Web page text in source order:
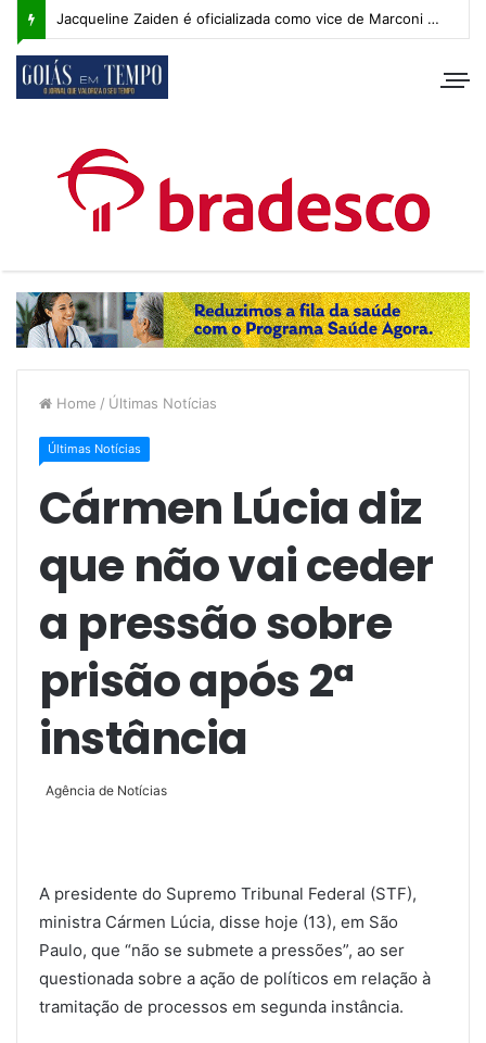
Jacqueline Zaiden é oficializada como vice de Marconi Perillo; veja os detalhes do anúncio
Home / Últimas Notícias
Últimas Notícias
Cármen Lúcia diz
que não vai ceder
a pressão sobre
prisão após 2ª
instância
Agência de Notícias
A presidente do Supremo Tribunal Federal (STF),
ministra Cármen Lúcia, disse hoje (13), em São
Paulo, que “não se submete a pressões”, ao ser
questionada sobre a ação de políticos em relação à
tramitação de processos em segunda instância.